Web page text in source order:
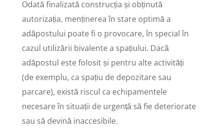
Odată finalizată construcția și obținută
autorizația, menținerea în stare optimă a
adăpostului poate fi o provocare, în special în
cazul utilizării bivalente a spațiului. Dacă
adăpostul este folosit și pentru alte activități
(de exemplu, ca spațiu de depozitare sau
parcare), există riscul ca echipamentele
necesare în situații de urgență să fie deteriorate
sau să devină inaccesibile.